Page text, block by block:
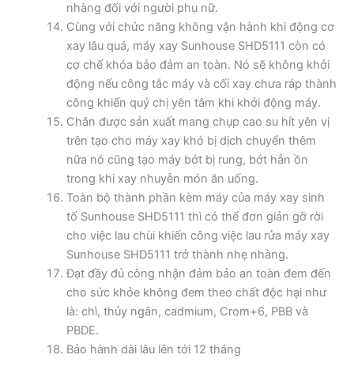
nhàng đối với người phụ nữ.
Cùng với chức năng không vận hành khi động cơ
xay lâu quá, máy xay Sunhouse SHD5111 còn có
cơ chế khóa bảo đảm an toàn. Nó sẽ không khởi
động nếu công tắc máy và cối xay chưa ráp thành
công khiến quý chị yên tâm khi khởi động máy.
Chân được sản xuất mang chụp cao su hít yên vị
trên tạo cho máy xay khó bị dịch chuyển thêm
nữa nó cũng tạo máy bớt bị rung, bớt hẳn ồn
trong khi xay nhuyễn món ăn uống.
Toàn bộ thành phần kèm máy của máy xay sinh
tố Sunhouse SHD5111 thì có thể đơn giản gỡ rời
cho việc lau chùi khiến công việc lau rửa máy xay
Sunhouse SHD5111 trở thành nhẹ nhàng.
Đạt đầy đủ công nhận đảm bảo an toàn đem đến
cho sức khỏe không đem theo chất độc hại như
là: chì, thủy ngân, cadmium, Crom+6, PBB và
PBDE.
Bảo hành dài lâu lên tới 12 tháng